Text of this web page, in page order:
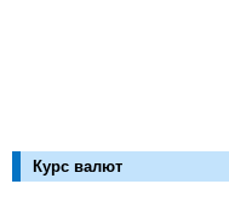
Курс валют